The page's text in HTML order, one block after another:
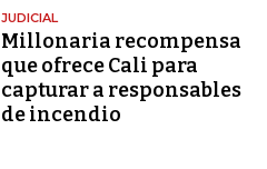
JUDICIAL
Millonaria recompensa
que ofrece Cali para
capturar a responsables
de incendio